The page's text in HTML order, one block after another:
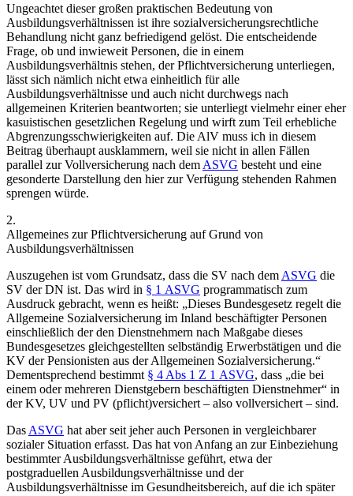
Ungeachtet dieser großen praktischen Bedeutung von
Ausbildungsverhältnissen ist ihre sozialversicherungsrechtliche
Behandlung nicht ganz befriedigend gelöst. Die entscheidende
Frage, ob und inwieweit Personen, die in einem
Ausbildungsverhältnis stehen, der Pflichtversicherung unterliegen,
lässt sich nämlich nicht etwa einheitlich für alle
Ausbildungsverhältnisse und auch nicht durchwegs nach
allgemeinen Kriterien beantworten; sie unterliegt vielmehr einer eher
kasuistischen gesetzlichen Regelung und wirft zum Teil erhebliche
Abgrenzungsschwierigkeiten auf. Die AlV muss ich in diesem
Beitrag überhaupt ausklammern, weil sie nicht in allen Fällen
parallel zur Vollversicherung nach dem ASVG besteht und eine
gesonderte Darstellung den hier zur Verfügung stehenden Rahmen
sprengen würde.
2.
Allgemeines zur Pflichtversicherung auf Grund von
Ausbildungsverhältnissen
Auszugehen ist vom Grundsatz, dass die SV nach dem ASVG die
SV der DN ist. Das wird in § 1 ASVG programmatisch zum
Ausdruck gebracht, wenn es heißt: „Dieses Bundesgesetz regelt die
Allgemeine Sozialversicherung im Inland beschäftigter Personen
einschließlich der den Dienstnehmern nach Maßgabe dieses
Bundesgesetzes gleichgestellten selbständig Erwerbstätigen und die
KV der Pensionisten aus der Allgemeinen Sozialversicherung.“
Dementsprechend bestimmt § 4 Abs 1 Z 1 ASVG, dass „die bei
einem oder mehreren Dienstgebern beschäftigten Dienstnehmer“ in
der KV, UV und PV (pflicht)versichert – also vollversichert – sind.
Das ASVG hat aber seit jeher auch Personen in vergleichbarer
sozialer Situation erfasst. Das hat von Anfang an zur Einbeziehung
bestimmter Ausbildungsverhältnisse geführt, etwa der
postgraduellen Ausbildungsverhältnisse und der
Ausbildungsverhältnisse im Gesundheitsbereich, auf die ich später